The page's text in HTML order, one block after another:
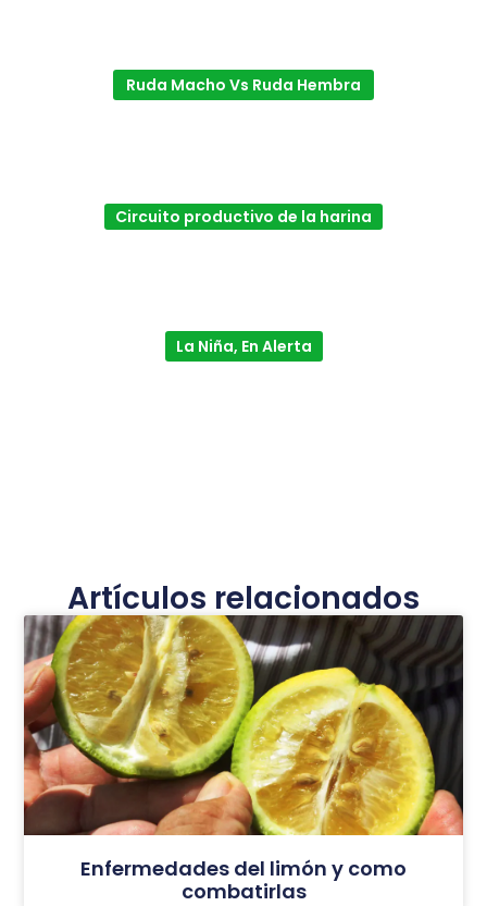
Ruda Macho Vs Ruda Hembra
Circuito productivo de la harina
La Niña, En Alerta
Artículos relacionados
Enfermedades del limón y como
combatirlas